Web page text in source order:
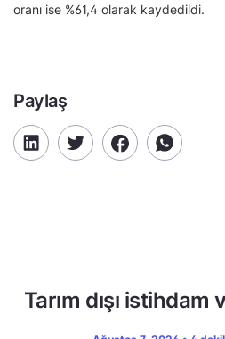
oranı ise %61,4 olarak kaydedildi.
Paylaş
Tarım dışı istihdam